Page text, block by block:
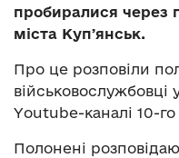
пробиралися через
міста Купʼянськ.
Про це розповіли
військовослужбовці
Youtube-каналі 10-
Полонені